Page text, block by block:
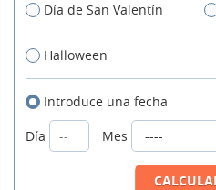
Día de San Valentín
Halloween
Introduce una fecha
Día
Mes